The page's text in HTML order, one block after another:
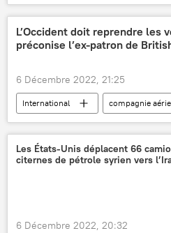
Vladimir Poutine
Moscou
L’Occident doit reprendre les
préconise l’ex-patron de
6 Décembre 2022, 21:25
International
compagnie
avion
aviation
Les États-Unis déplacent 66
citernes de pétrole syrien vers
6 Décembre 2022, 20:32